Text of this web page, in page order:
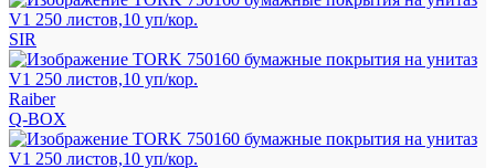
SIR
Raiber
Q-BOX